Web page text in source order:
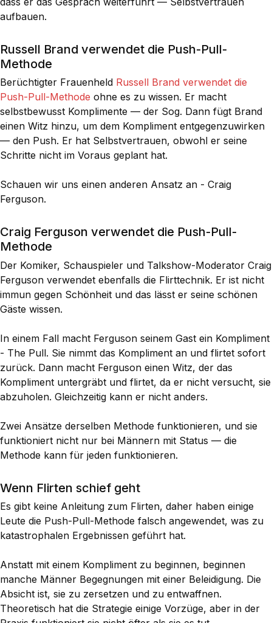
aufbauen.
Russell Brand verwendet die Push-Pull-
Methode
Berüchtigter Frauenheld Russell Brand verwendet die
Push-Pull-Methode ohne es zu wissen. Er macht
selbstbewusst Komplimente — der Sog. Dann fügt Brand
einen Witz hinzu, um dem Kompliment entgegenzuwirken
— den Push. Er hat Selbstvertrauen, obwohl er seine
Schritte nicht im Voraus geplant hat.
Schauen wir uns einen anderen Ansatz an - Craig
Ferguson.
Craig Ferguson verwendet die Push-Pull-
Methode
Der Komiker, Schauspieler und Talkshow-Moderator Craig
Ferguson verwendet ebenfalls die Flirttechnik. Er ist nicht
immun gegen Schönheit und das lässt er seine schönen
Gäste wissen.
In einem Fall macht Ferguson seinem Gast ein Kompliment
- The Pull. Sie nimmt das Kompliment an und flirtet sofort
zurück. Dann macht Ferguson einen Witz, der das
Kompliment untergräbt und flirtet, da er nicht versucht, sie
abzuholen. Gleichzeitig kann er nicht anders.
Zwei Ansätze derselben Methode funktionieren, und sie
funktioniert nicht nur bei Männern mit Status — die
Methode kann für jeden funktionieren.
Wenn Flirten schief geht
Es gibt keine Anleitung zum Flirten, daher haben einige
Leute die Push-Pull-Methode falsch angewendet, was zu
katastrophalen Ergebnissen geführt hat.
Anstatt mit einem Kompliment zu beginnen, beginnen
manche Männer Begegnungen mit einer Beleidigung. Die
Absicht ist, sie zu zersetzen und zu entwaffnen.
Theoretisch hat die Strategie einige Vorzüge, aber in der